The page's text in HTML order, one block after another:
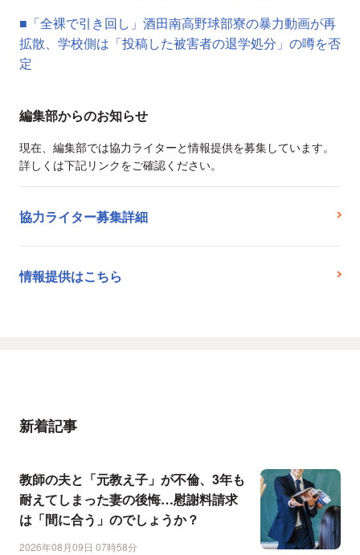
■「全裸で引き回し」酒田南高野球部寮の暴力動画が再
拡散、学校側は「投稿した被害者の退学処分」の噂を否
定
編集部からのお知らせ
現在、編集部では協力ライターと情報提供を募集しています。
詳しくは下記リンクをご確認ください。
協力ライター募集詳細
情報提供はこちら
新着記事
教師の夫と「元教え子」が不倫、3年も
耐えてしまった妻の後悔…慰謝料請求
は「間に合う」のでしょうか？
2026年08月09日 07時58分